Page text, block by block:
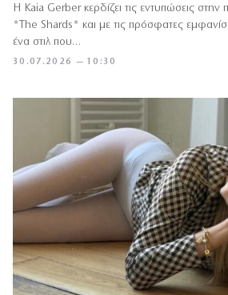
30.07.2026 — 10:30
Η Kaia Gerber κερδίζει τις εντυπώσεις στην
*The Shards* και με τις πρόσφατες
ένα στιλ που…